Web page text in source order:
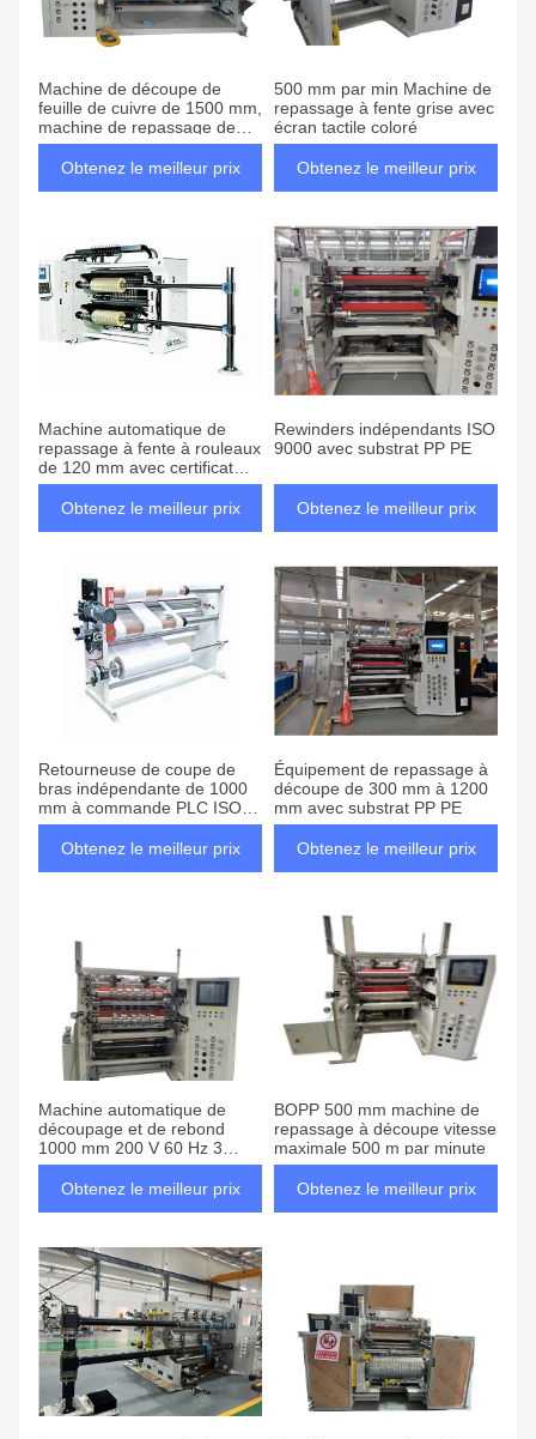
Machine de découpe de
feuille de cuivre de 1500 mm,
machine de repassage de
film de 200 m/min
Obtenez le meilleur prix
500 mm par min Machine de
repassage à fente grise avec
écran tactile coloré
Obtenez le meilleur prix
Machine automatique de
repassage à fente à rouleaux
de 120 mm avec certificat
ISO9000
Obtenez le meilleur prix
Rewinders indépendants ISO
9000 avec substrat PP PE
Obtenez le meilleur prix
Retourneuse de coupe de
bras indépendante de 1000
mm à commande PLC ISO
9000
Obtenez le meilleur prix
Équipement de repassage à
découpe de 300 mm à 1200
mm avec substrat PP PE
Obtenez le meilleur prix
Machine automatique de
découpage et de rebond
1000 mm 200 V 60 Hz 3
phases
Obtenez le meilleur prix
BOPP 500 mm machine de
repassage à découpe vitesse
maximale 500 m par minute
Obtenez le meilleur prix